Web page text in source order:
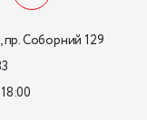
пр. Соборний 129